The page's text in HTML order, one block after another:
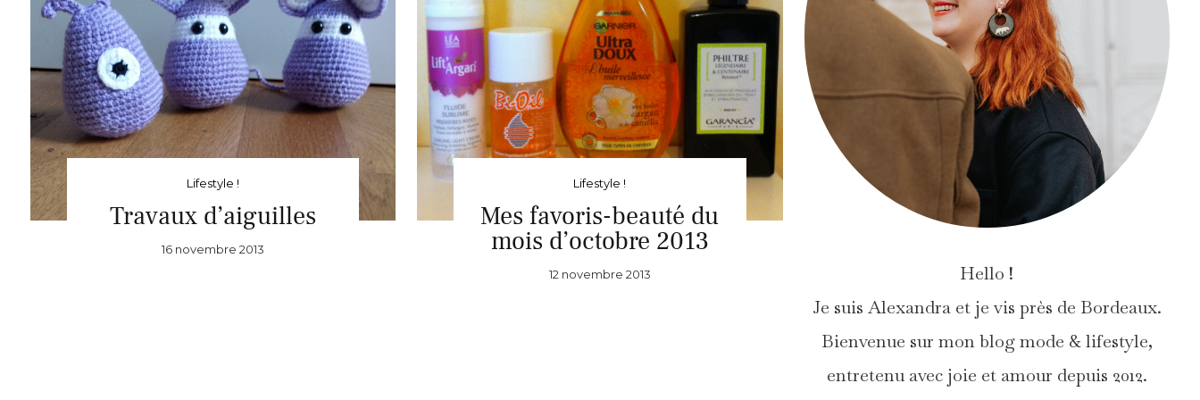
Lifestyle !
Travaux d’aiguilles
16 novembre 2013
Lifestyle !
Mes favoris-beauté du
mois d’octobre 2013
12 novembre 2013
Hello !
Je suis Alexandra et je vis près de Bordeaux.
Bienvenue sur mon blog mode & lifestyle,
entretenu avec joie et amour depuis 2012.